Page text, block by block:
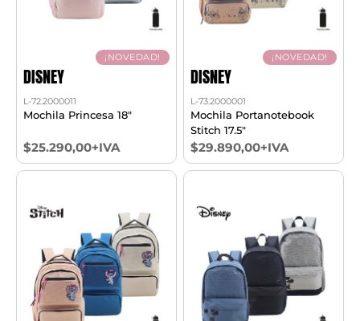
¡NOVEDAD!
DISNEY
L-72.2000011
Mochila Princesa 18"
$25.290,00+IVA
¡NOVEDAD!
DISNEY
L-73.2000001
Mochila Portanotebook
Stitch 17.5"
$29.890,00+IVA